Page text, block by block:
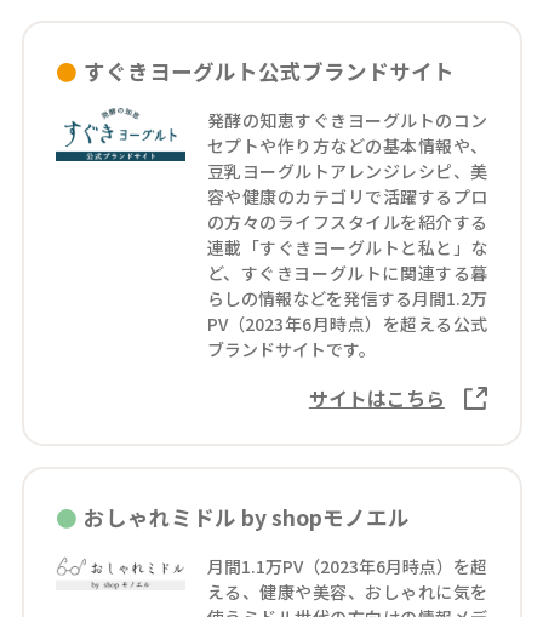
すぐきヨーグルト公式ブランドサイト
発酵の知恵すぐきヨーグルトのコン
セプトや作り方などの基本情報や、
豆乳ヨーグルトアレンジレシピ、美
容や健康のカテゴリで活躍するプロ
の方々のライフスタイルを紹介する
連載「すぐきヨーグルトと私と」な
ど、すぐきヨーグルトに関連する暮
らしの情報などを発信する月間1.2万
PV（2023年6月時点）を超える公式
ブランドサイトです。
サイトはこちら
おしゃれミドル by shopモノエル
月間1.1万PV（2023年6月時点）を超
える、健康や美容、おしゃれに気を